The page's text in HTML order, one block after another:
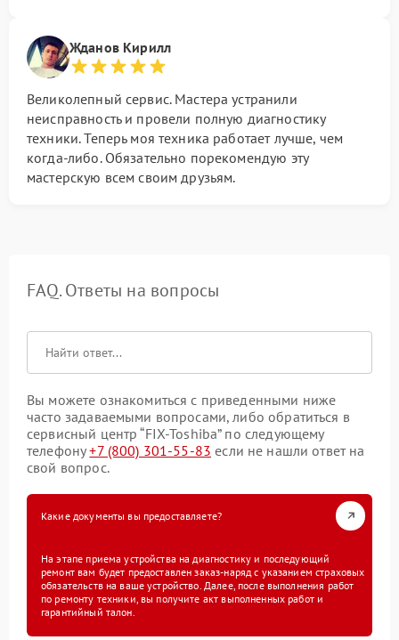
Жданов Кирилл
Великолепный сервис. Мастера устранили
неисправность и провели полную диагностику
техники. Теперь моя техника работает лучше, чем
когда-либо. Обязательно порекомендую эту
мастерскую всем своим друзьям.
FAQ. Ответы на вопросы
Вы можете ознакомиться с приведенными ниже
часто задаваемыми вопросами, либо обратиться в
сервисный центр “FIX-Toshiba” по следующему
телефону+7 (800) 301-55-83 если не нашли ответ на
свой вопрос.
Какие документы вы предоставляете?
На этапе приема устройства на диагностику и последующий
ремонт вам будет предоставлен заказ-наряд с указанием страховых
обязательств на ваше устройство. Далее, после выполнения работ
по ремонту техники, вы получите акт выполненных работ и
гарантийный талон.